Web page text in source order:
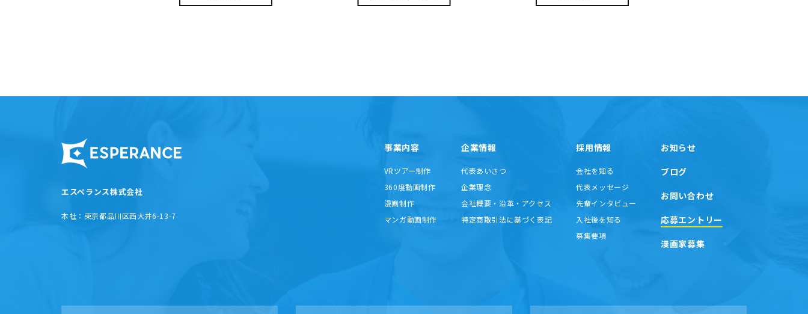
エスペランス株式会社
本社： 東京都品川区西大井6-13-7
事業内容
VRツアー制作
360度動画制作
漫画制作
マンガ動画制作
企業情報
代表あいさつ
企業理念
会社概要・沿革・アクセス
特定商取引法に基づく表記
採用情報
会社を知る
代表メッセージ
先輩インタビュー
入社後を知る
募集要項
お知らせ
ブログ
お問い合わせ
応募エントリー
漫画家募集